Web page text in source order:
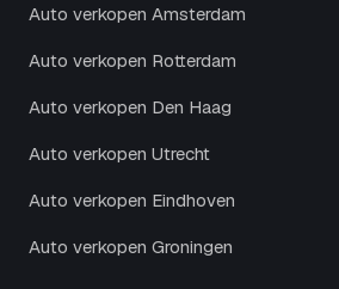
Auto verkopen Amsterdam
Auto verkopen Rotterdam
Auto verkopen Den Haag
Auto verkopen Utrecht
Auto verkopen Eindhoven
Auto verkopen Groningen